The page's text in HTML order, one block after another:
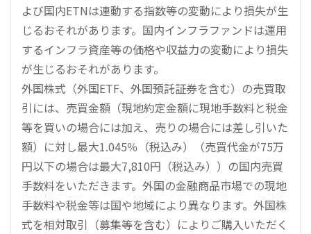
よび国内ETNは連動する指数等の変動により損失が生
じるおそれがあります。国内インフラファンドは運用
するインフラ資産等の価格や収益力の変動により損失
が生じるおそれがあります。
外国株式（外国ETF、外国預託証券を含む）の売買取
引には、売買金額（現地約定金額に現地手数料と税金
等を買いの場合には加え、売りの場合には差し引いた
額）に対し最大1.045％（税込み）（売買代金が75万
円以下の場合は最大7,810円（税込み））の国内売買
手数料をいただきます。外国の金融商品市場での現地
手数料や税金等は国や地域により異なります。外国株
式を相対取引（募集等を含む）によりご購入いただく